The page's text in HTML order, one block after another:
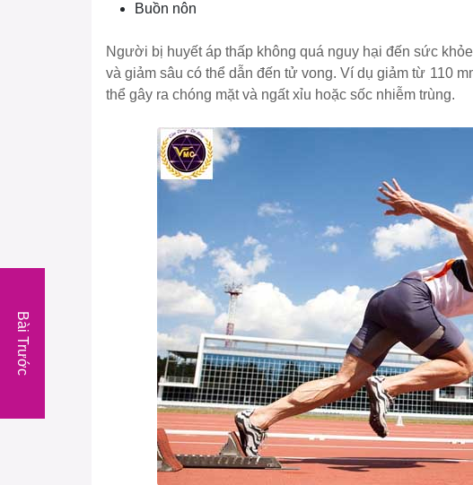
Buồn nôn
Người bị huyết áp thấp không quá nguy hại đến sức
và giảm sâu có thể dẫn đến tử vong. Ví dụ giảm từ 110
thể gây ra chóng mặt và ngất xỉu hoặc sốc nhiễm trùng.
Bài Trước